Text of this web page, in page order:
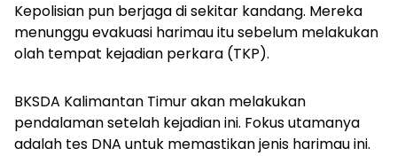
Kepolisian pun berjaga di sekitar kandang. Mereka
menunggu evakuasi harimau itu sebelum melakukan
olah tempat kejadian perkara (TKP).
BKSDA Kalimantan Timur akan melakukan
pendalaman setelah kejadian ini. Fokus utamanya
adalah tes DNA untuk memastikan jenis harimau ini.